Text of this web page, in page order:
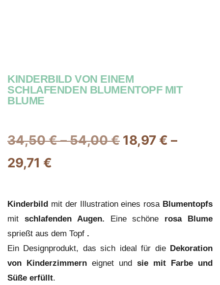
KINDERBILD VON EINEM
SCHLAFENDEN BLUMENTOPF MIT
BLUME
34,50€–54,00€ 18,97 € –
29,71 €
Kinderbild mit der Illustration eines rosa Blumentopfs
mit schlafenden Augen. Eine schöne rosa Blume
sprießt aus dem Topf .
Ein Designprodukt, das sich ideal für die Dekoration
von Kinderzimmern eignet und sie mit Farbe und
Süße erfüllt.